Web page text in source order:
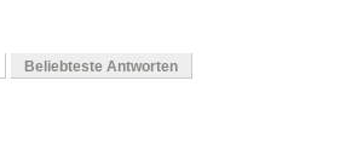
Beliebteste Antworten